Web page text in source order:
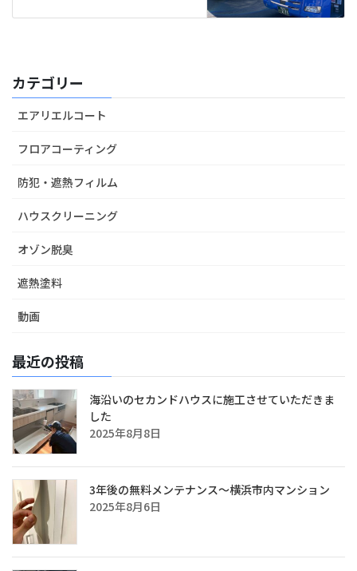
カテゴリー
エアリエルコート
フロアコーティング
防犯・遮熱フィルム
ハウスクリーニング
オゾン脱臭
遮熱塗料
動画
最近の投稿
海沿いのセカンドハウスに施工させていただきま
した
2025年8月8日
3年後の無料メンテナンス～横浜市内マンション
2025年8月6日